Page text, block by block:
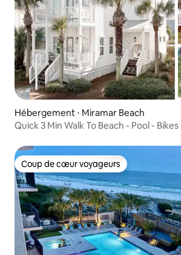
Hébergement ⋅ Miramar Beach
Quick 3 Min Walk To Beach - Pool - Bikes
Coup de cœur voyageurs
Coup de cœur voyageurs